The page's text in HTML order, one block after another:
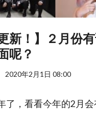
新！】２月份
呢？
2020年2月1日 08:00
了，看看今年的2月